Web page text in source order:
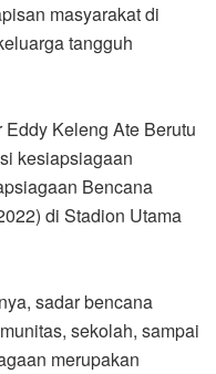
masyarakat di
tangguh
Keleng Ate Berutu
kesiapsiagaan
Bencana
di Stadion Utama
sadar bencana
sekolah, sampai
merupakan